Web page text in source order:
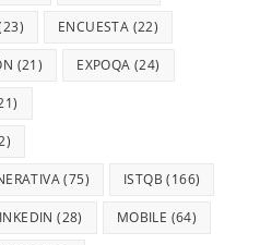
ENCUESTA (22)
(21) EXPOQA (24)
(75) ISTQB (166)
(28) MOBILE (64)